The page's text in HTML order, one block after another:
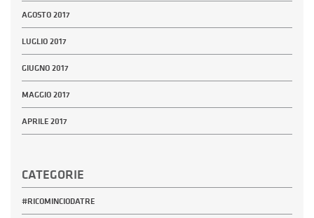
AGOSTO 2017
LUGLIO 2017
GIUGNO 2017
MAGGIO 2017
APRILE 2017
CATEGORIE
#RICOMINCIODATRE